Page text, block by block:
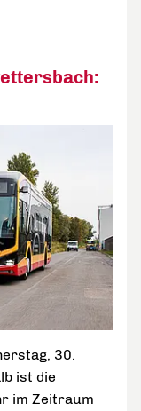
30.
ist die
im Zeitraum